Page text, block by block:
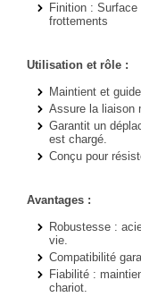
Finition :
frottements
Utilisation et rôle :
Maintient et
Assure la liaison
Garantit un
est chargé.
Conçu pour
Avantages :
Robustesse :
vie.
Compatibilité
Fiabilité :
chariot.